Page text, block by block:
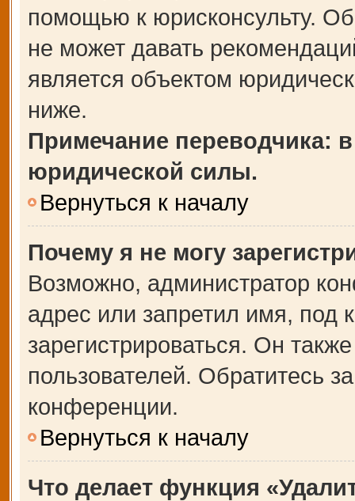
помощью к юрисконсульту.
не может давать
является объектом
ниже.
Примечание переводчика:
юридической силы.
Вернуться к началу
Почему я не могу
Возможно, администратор
адрес или запретил имя, под
зарегистрироваться. Он
пользователей. Обратитесь
конференции.
Вернуться к началу
Что делает функция